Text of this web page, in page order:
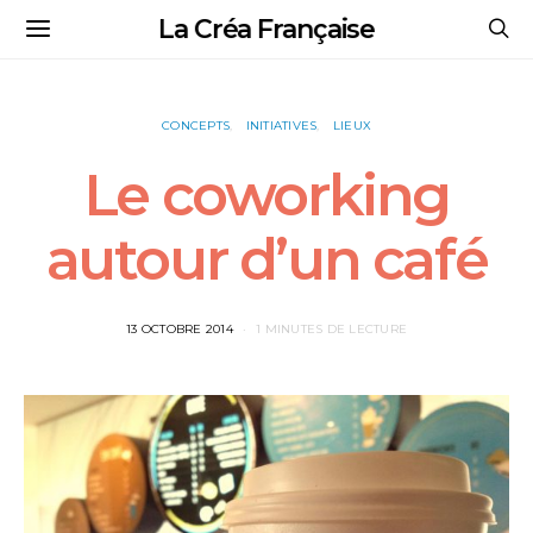
La Créa Française
CONCEPTS INITIATIVES LIEUX
Le coworking
autour d’un café
13 OCTOBRE 2014 1 MINUTES DE LECTURE